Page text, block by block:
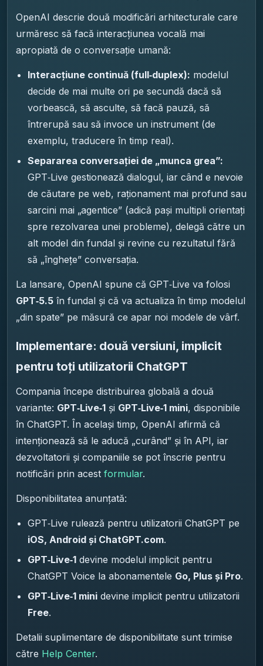
OpenAI descrie două modificări arhitecturale care
urmăresc să facă interacțiunea vocală mai
apropiată de o conversație umană:
Interacțiune continuă (full‑duplex): modelul
decide de mai multe ori pe secundă dacă să
vorbească, să asculte, să facă pauză, să
întrerupă sau să invoce un instrument (de
exemplu, traducere în timp real).
Separarea conversației de „munca grea”:
GPT‑Live gestionează dialogul, iar când e nevoie
de căutare pe web, raționament mai profund sau
sarcini mai „agentice” (adică pași multipli orientați
spre rezolvarea unei probleme), delegă către un
alt model din fundal și revine cu rezultatul fără
să „înghețe” conversația.
La lansare, OpenAI spune că GPT‑Live va folosi
GPT‑5.5 în fundal și că va actualiza în timp modelul
„din spate” pe măsură ce apar noi modele de vârf.
Implementare: două versiuni, implicit
pentru toți utilizatorii ChatGPT
Compania începe distribuirea globală a două
variante: GPT‑Live‑1 și GPT‑Live‑1 mini, disponibile
în ChatGPT. În același timp, OpenAI afirmă că
intenționează să le aducă „curând” și în API, iar
dezvoltatorii și companiile se pot înscrie pentru
notificări prin acest formular.
Disponibilitatea anunțată:
GPT‑Live rulează pentru utilizatorii ChatGPT pe
iOS, Android și ChatGPT.com.
GPT‑Live‑1 devine modelul implicit pentru
ChatGPT Voice la abonamentele Go, Plus și Pro.
GPT‑Live‑1 mini devine implicit pentru utilizatorii
Free.
Detalii suplimentare de disponibilitate sunt trimise
către Help Center.